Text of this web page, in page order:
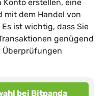
Konto erstellen, eine
mit dem Handel von
ist wichtig, dass Sie
genügend
bei Bitpanda